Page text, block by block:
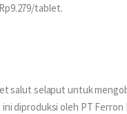
tablet.
salut selaput untuk
diproduksi oleh PT